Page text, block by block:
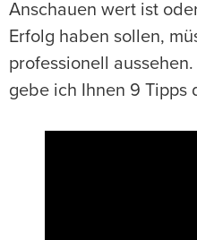
Anschauen wert ist
Erfolg haben sollen,
professionell
gebe ich Ihnen 9 Tipps